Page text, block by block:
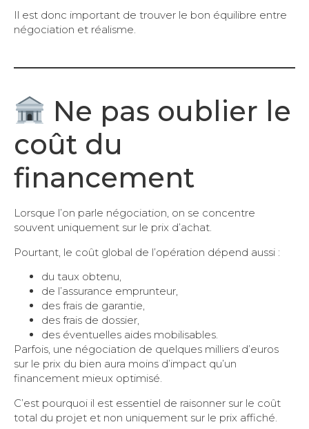
Il est donc important de trouver le bon équilibre entre
négociation et réalisme.
Ne pas oublier le
coût du
financement
Lorsque l’on parle négociation, on se concentre
souvent uniquement sur le prix d’achat.
Pourtant, le coût global de l’opération dépend aussi :
du taux obtenu,
de l’assurance emprunteur,
des frais de garantie,
des frais de dossier,
des éventuelles aides mobilisables.
Parfois, une négociation de quelques milliers d’euros
sur le prix du bien aura moins d’impact qu’un
financement mieux optimisé.
C’est pourquoi il est essentiel de raisonner sur le coût
total du projet et non uniquement sur le prix affiché.